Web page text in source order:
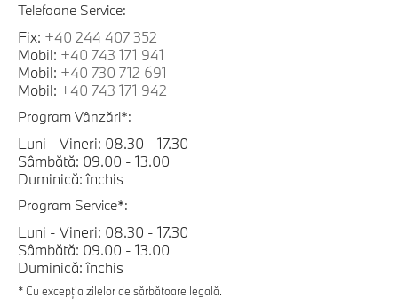
Telefoane Service:
Fix: +40 244 407 352
Mobil: +40 743 171 941
Mobil: +40 730 712 691
Mobil: +40 743 171 942
Program Vânzări*:
Luni - Vineri: 08.30 - 17.30
Sâmbătă: 09.00 - 13.00
Duminică: închis
Program Service*:
Luni - Vineri: 08.30 - 17.30
Sâmbătă: 09.00 - 13.00
Duminică: închis
* Cu excepția zilelor de sărbătoare legală.